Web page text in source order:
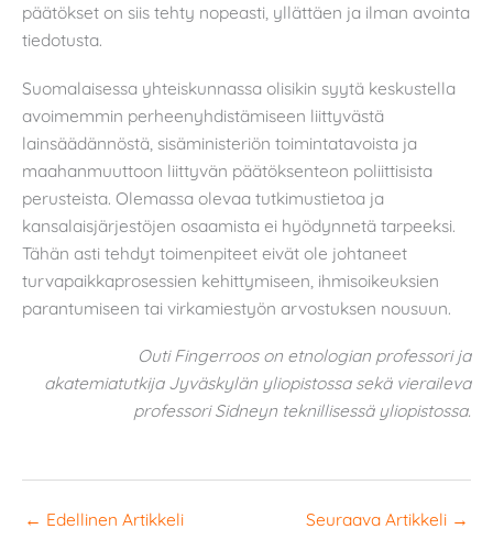
päätökset on siis tehty nopeasti, yllättäen ja ilman avointa
tiedotusta.
Suomalaisessa yhteiskunnassa olisikin syytä keskustella
avoimemmin perheenyhdistämiseen liittyvästä
lainsäädännöstä, sisäministeriön toimintatavoista ja
maahanmuuttoon liittyvän päätöksenteon poliittisista
perusteista. Olemassa olevaa tutkimustietoa ja
kansalaisjärjestöjen osaamista ei hyödynnetä tarpeeksi.
Tähän asti tehdyt toimenpiteet eivät ole johtaneet
turvapaikkaprosessien kehittymiseen, ihmisoikeuksien
parantumiseen tai virkamiestyön arvostuksen nousuun.
Outi Fingerroos on etnologian professori ja
akatemiatutkija Jyväskylän yliopistossa sekä vieraileva
professori Sidneyn teknillisessä yliopistossa.
← Edellinen Artikkeli Seuraava Artikkeli →